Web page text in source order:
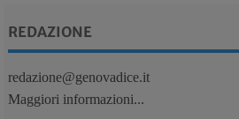
REDAZIONE
redazione@genovadice.it
Maggiori informazioni...